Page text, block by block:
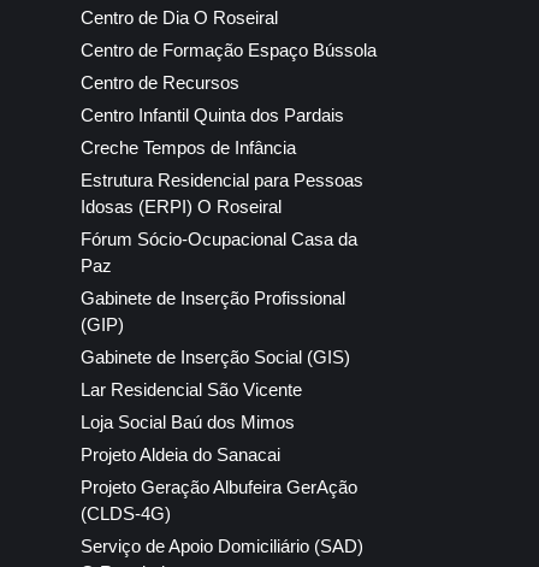
Centro de Dia O Roseiral
Centro de Formação Espaço Bússola
Centro de Recursos
Centro Infantil Quinta dos Pardais
Creche Tempos de Infância
Estrutura Residencial para Pessoas
Idosas (ERPI) O Roseiral
Fórum Sócio-Ocupacional Casa da
Paz
Gabinete de Inserção Profissional
(GIP)
Gabinete de Inserção Social (GIS)
Lar Residencial São Vicente
Loja Social Baú dos Mimos
Projeto Aldeia do Sanacai
Projeto Geração Albufeira GerAção
(CLDS-4G)
Serviço de Apoio Domiciliário (SAD)